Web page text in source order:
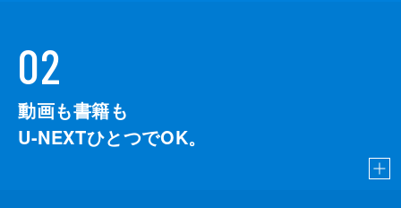
02
動画も書籍も
U-NEXTひとつでOK。